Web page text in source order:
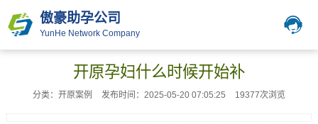
傲豪助孕公司
YunHe Network Company
开原孕妇什么时候开始补
分类：开原案例 发布时间：2025-05-20 07:05:25 19377次浏览